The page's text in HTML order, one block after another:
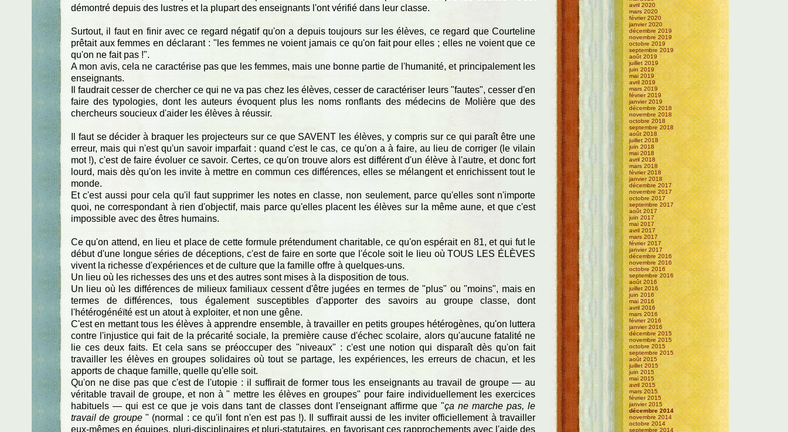
démontré depuis des lustres et la plupart des enseignants l'ont vérifié dans leur classe.
Surtout, il faut en finir avec ce regard négatif qu'on a depuis toujours sur les élèves, ce regard que Courteline
prêtait aux femmes en déclarant : "les femmes ne voient jamais ce qu'on fait pour elles ; elles ne voient que ce
qu'on ne fait pas !".
A mon avis, cela ne caractérise pas que les femmes, mais une bonne partie de l'humanité, et principalement les
enseignants.
Il faudrait cesser de chercher ce qui ne va pas chez les élèves, cesser de caractériser leurs "fautes", cesser d'en
faire des typologies, dont les auteurs évoquent plus les noms ronflants des médecins de Molière que des
chercheurs soucieux d'aider les élèves à réussir.
Il faut se décider à braquer les projecteurs sur ce que SAVENT les élèves, y compris sur ce qui paraît être une
erreur, mais qui n'est qu'un savoir imparfait : quand c'est le cas, ce qu'on a à faire, au lieu de corriger (le vilain
mot !), c'est de faire évoluer ce savoir. Certes, ce qu'on trouve alors est différent d'un élève à l'autre, et donc fort
lourd, mais dès qu'on les invite à mettre en commun ces différences, elles se mélangent et enrichissent tout le
monde.
Et c'est aussi pour cela qu'il faut supprimer les notes en classe, non seulement, parce qu'elles sont n'importe
quoi, ne correspondant à rien d'objectif, mais parce qu'elles placent les élèves sur la même aune, et que c'est
impossible avec des êtres humains.
Ce qu'on attend, en lieu et place de cette formule prétendument charitable, ce qu'on espérait en 81, et qui fut le
début d'une longue séries de déceptions, c'est de faire en sorte que l'école soit le lieu où TOUS LES ÉLÈVES
vivent la richesse d'expériences et de culture que la famille offre à quelques-uns.
Un lieu où les richesses des uns et des autres sont mises à la disposition de tous.
Un lieu où les différences de milieux familiaux cessent d'être jugées en termes de "plus" ou "moins", mais en
termes de différences, tous également susceptibles d'apporter des savoirs au groupe classe, dont
l'hétérogénéïté est un atout à exploiter, et non une gêne.
C'est en mettant tous les élèves à apprendre ensemble, à travailler en petits groupes hétérogènes, qu'on luttera
contre l'injustice qui fait de la précarité sociale, la première cause d'échec scolaire, alors qu'aucune fatalité ne
lie ces deux faits. Et cela sans se préoccuper des "niveaux" : c'est une notion qui disparaît dès qu'on fait
travailler les élèves en groupes solidaires où tout se partage, les expériences, les erreurs de chacun, et les
apports de chaque famille, quelle qu'elle soit.
Qu'on ne dise pas que c'est de l'utopie : il suffirait de former tous les enseignants au travail de groupe — au
véritable travail de groupe, et non à " mettre les élèves en groupes" pour faire individuellement les exercices
habituels — qui est ce que je vois dans tant de classes dont l'enseignant affirme que "ça ne marche pas, le
travail de groupe" (normal : ce qu'il font n'en est pas !). Il suffirait aussi de les inviter officiellement à travailler
eux-mêmes en équipes, pluri-disciplinaires et pluri-statutaires, en favorisant ces rapprochements avec l'aide des
avril 2020
mars 2020
février 2020
janvier 2020
décembre 2019
novembre 2019
octobre 2019
septembre 2019
août 2019
juillet 2019
juin 2019
mai 2019
avril 2019
mars 2019
février 2019
janvier 2019
décembre 2018
novembre 2018
octobre 2018
septembre 2018
août 2018
juillet 2018
juin 2018
mai 2018
avril 2018
mars 2018
février 2018
janvier 2018
décembre 2017
novembre 2017
octobre 2017
septembre 2017
août 2017
juin 2017
mai 2017
avril 2017
mars 2017
février 2017
janvier 2017
décembre 2016
novembre 2016
octobre 2016
septembre 2016
août 2016
juillet 2016
juin 2016
mai 2016
avril 2016
mars 2016
février 2016
janvier 2016
décembre 2015
novembre 2015
octobre 2015
septembre 2015
août 2015
juillet 2015
juin 2015
mai 2015
avril 2015
mars 2015
février 2015
janvier 2015
décembre 2014
novembre 2014
octobre 2014
septembre 2014